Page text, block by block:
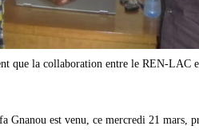
que la collaboration entre le REN-LAC
Gnanou est venu, ce mercredi 21